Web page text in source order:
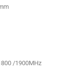
/1900MHz